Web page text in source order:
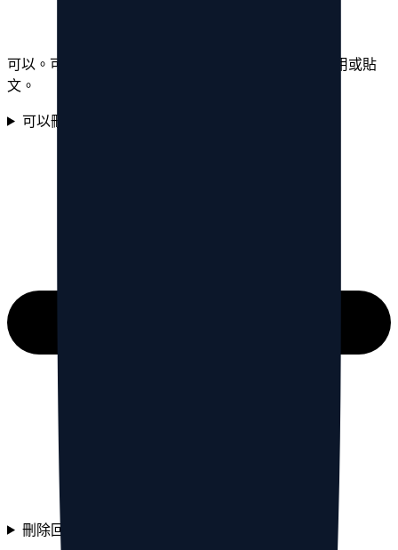
可以。可依內容類型篩選，集中清理回覆、轉發、引用或貼
文。
可以刪除 Threads 的引用貼文嗎？
刪除回覆需要先停用 Threads 帳戶嗎？